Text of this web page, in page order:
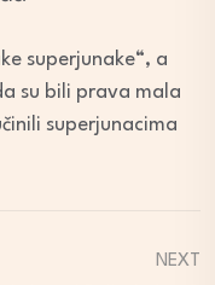
superjunake“, a
su bili prava mala
superjunacima
NEXT